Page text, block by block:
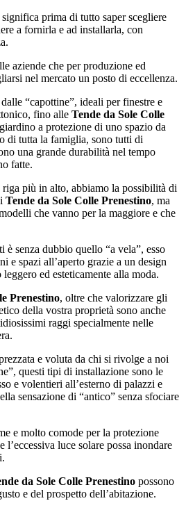
prima di tutto saper scegliere
a fornirla e ad installarla, con
aziende che per produzione ed
nel mercato un posto di eccellenza.
“capottine”, ideali per finestre e
fino alle Tende da Sole Colle
a protezione di uno spazio da
di tutta la famiglia, sono tutti di
una grande durabilità nel tempo
fatte.
più in alto, abbiamo la possibilità di
Tende da Sole Colle Prenestino, ma
che vanno per la maggiore e che
senza dubbio quello “a vela”, esso
e spazi all’aperto grazie a un design
ed esteticamente alla moda.
Prenestino, oltre che valorizzare gli
della vostra proprietà sono anche
raggi specialmente nelle
e voluta da chi si rivolge a noi
questi tipi di installazione sono le
e volentieri all’esterno di palazzi e
sensazione di “antico” senza sfociare
e molto comode per la protezione
luce solare possa inondare
da Sole Colle Prenestino possono
e del prospetto dell’abitazione.